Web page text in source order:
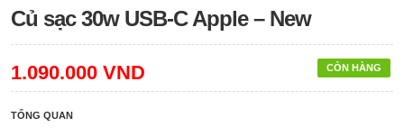
Củ sạc 30w USB-C Apple – New
CÒN HÀNG
1.090.000 VND
TỔNG QUAN